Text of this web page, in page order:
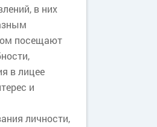
в них
посещают
в лицее
и
личности,